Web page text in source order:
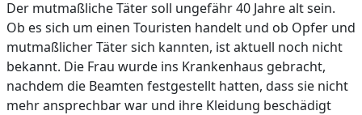
Der mutmaßliche Täter soll ungefähr 40 Jahre alt sein.
Ob es sich um einen Touristen handelt und ob Opfer und
mutmaßlicher Täter sich kannten, ist aktuell noch nicht
bekannt. Die Frau wurde ins Krankenhaus gebracht,
nachdem die Beamten festgestellt hatten, dass sie nicht
mehr ansprechbar war und ihre Kleidung beschädigt